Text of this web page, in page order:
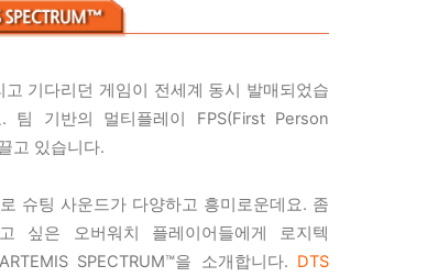
기다리던 게임이 전세계 동시 발매되었습
팀 기반의 멀티플레이 FPS(First Person
고 있습니다.
슈팅 사운드가 다양하고 흥미로운데요. 좀
싶은 오버워치 플레이어들에게 로지텍
SPECTRUM™을 소개합니다. DTS